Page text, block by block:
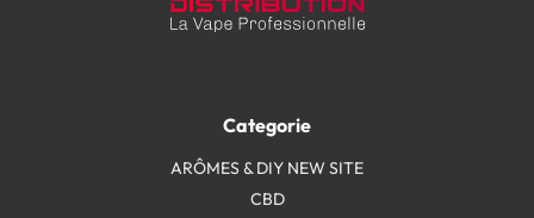
Categorie
ARÔMES & DIY NEW SITE
CBD